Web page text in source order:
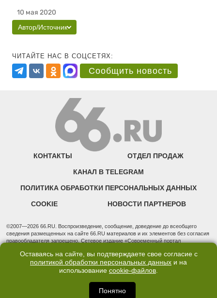
10 мая 2020
Автор/Источник
ЧИТАЙТЕ НАС В СОЦСЕТЯХ:
Сообщить новость
КОНТАКТЫ ОТДЕЛ ПРОДАЖ
КАНАЛ В TELEGRAM
ПОЛИТИКА ОБРАБОТКИ ПЕРСОНАЛЬНЫХ ДАННЫХ
COOKIE НОВОСТИ ПАРТНЕРОВ
©2007—2026 66.RU. Воспроизведение, сообщение, доведение до всеобщего
сведения размещенных на сайте 66.RU материалов и их элементов без согласия
правообладателя запрещено. Сетевое издание «Современный портал
надзору в сфере связи, информационных технологий и массовых коммуникаций
(Роскомнадзор). Регистрационный номер ЭЛ № ФС 77 - 76634 от 02.09.2019
Учредитель: Общество с ограниченной ответственностью "66.ру". Юридический
3, оф. 7015 Фактический адрес редакции и отдела продаж: 620014, Свердловская
обл., г. Екатеринбург, ул. Бориса Ельцина, д. 3, оф. 7015, +7 (343) 288-50-66
Оставаясь на сайте, вы подтверждаете свое согласие с
политикой обработки персональных данных и на
использование cookie-файлов.
Понятно